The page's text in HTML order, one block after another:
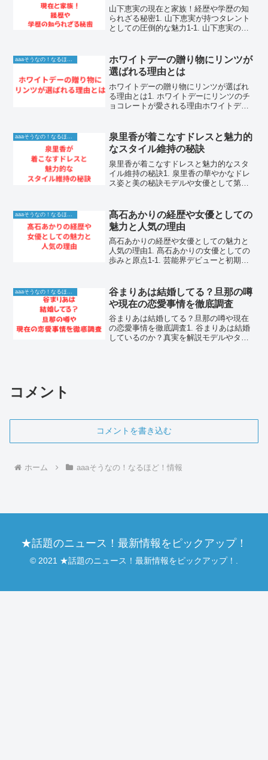
山下恵実の現在と家族！経歴や学歴の知
られざる秘密1. 山下恵実が持つタレント
としての圧倒的な魅力1-1. 山下恵実の活
武器に、多様なメディアで独自の存在感
を放っています。...
aaaそうなの！なるほど！情報
ホワイトデーの贈り物にリンツが
選ばれる理由とは
ホワイトデーの贈り物にリンツが選ばれ
る理由とは1. ホワイトデーにリンツのチ
ョコレートが愛される理由ホワイトデー
で圧倒的な人気を誇るリンツのチョコレ
ートは、常にトップク...
aaaそうなの！なるほど！情報
泉里香が着こなすドレスと魅力的
なスタイル維持の秘訣
泉里香が着こなすドレスと魅力的なスタ
イル維持の秘訣1. 泉里香の華やかなドレ
ス姿と美の秘訣モデルや女優として第一
多くの女性から支持されています。特に
メディアやイベントで...
髙石あかりの経歴や女優としての
魅力と人気の理由
髙石あかりの経歴や女優としての魅力と
人気の理由1. 髙石あかりの女優としての
歩みと原点1-1. 芸能界デビューと初期の
つパフォーマーとして活動を開始しまし
た。その後、女...
aaaそうなの！なるほど！情報
谷まりあは結婚してる？旦那の噂
や現在の恋愛事情を徹底調査
谷まりあは結婚してる？旦那の噂や現在
の恋愛事情を徹底調査1. 谷まりあは結婚
しているのか？真実を解説モデルやタレ
コメント
コメントを書き込む
ホーム aaaそうなの！なるほど！情報
★話題のニュース！最新情報をピックアップ！
© 2021 ★話題のニュース！最新情報をピックアップ！.